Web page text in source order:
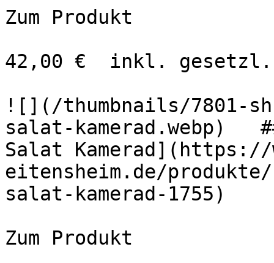
Zum Produkt
42,00 €  inkl.
![](/thumbnails/7801-
salat-kamerad.webp)
Salat Kamerad](https://
eitensheim.de/
salat-kamerad-1755)
Zum Produkt